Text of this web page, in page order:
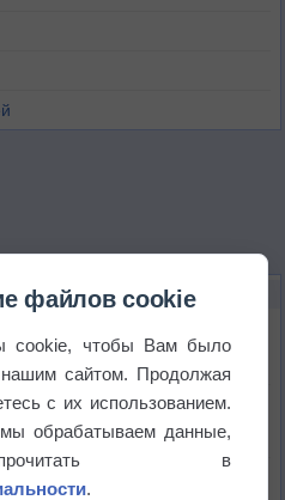
замерзать
морские волны тепла
файлов cookie
cookie, чтобы Вам было
нашим сайтом. Продолжая
с их использованием.
обрабатываем данные,
в
.